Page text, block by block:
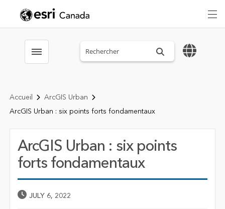
Toggle menubar Search sitewide
Accueil
ArcGIS Urban
ArcGIS Urban : six points forts fondamentaux
ArcGIS Urban : six points
forts fondamentaux
Published Date
JULY 6, 2022